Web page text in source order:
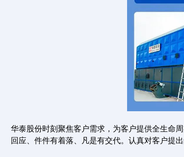
华泰股份时刻聚焦客户需求，为客户提供全生命
回应、件件有着落、凡是有交代。认真对客户提